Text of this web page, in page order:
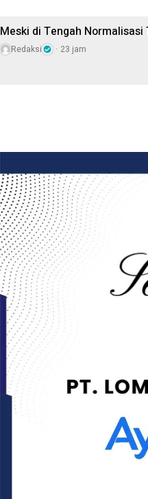
Meski di Tengah Normalisasi
Redaksi 23 jam